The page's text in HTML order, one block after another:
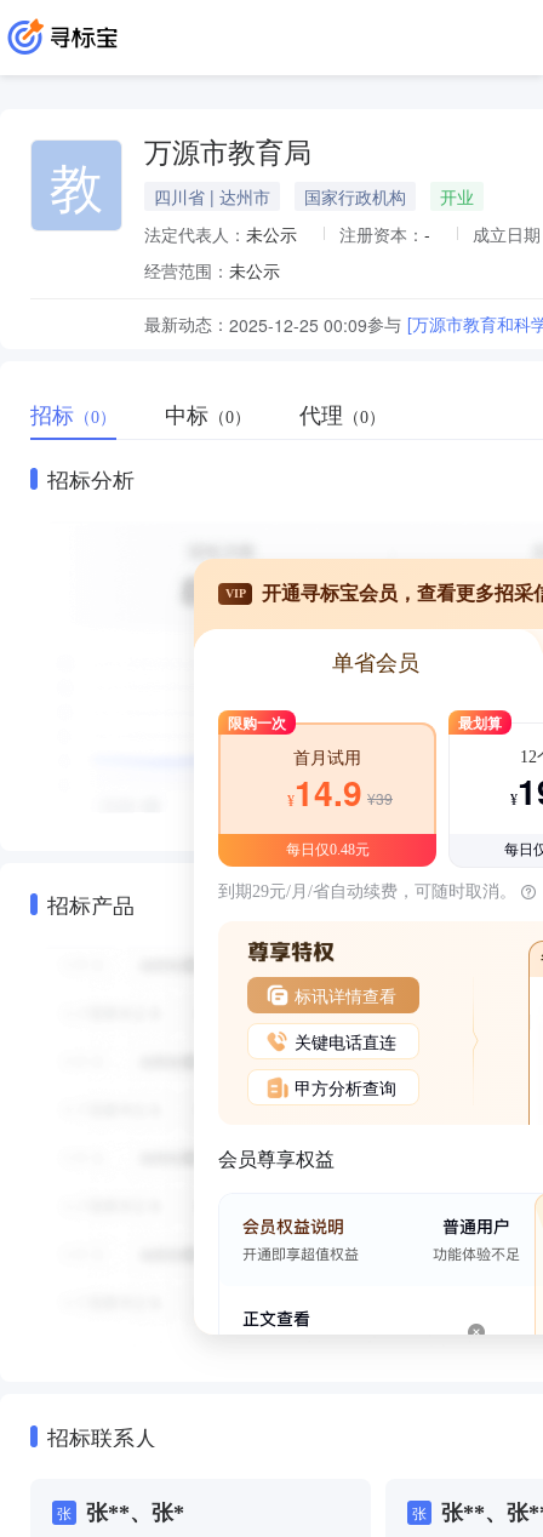
教 万源市教育局
四川省 | 达州市 国家行政机构
开业
法定代表人： 未公示 注册资本： -
成立日
经营范围： 未公示
最新动态： 2025-12-25 00:09参与 [万源市教育和科
招标 （0） 中标 （0） 代理 （0）
招标分析
招标产品
VIP 开通寻标宝会员，查看更多招采
单省会员
限购一次
首月试用
¥14.9 ¥39
每日仅0.48元
最划算
12
¥
每日
到期29元/月/省自动续费，可随时取消。
标讯详情查看
关键电话直连
甲方分析查询
会员尊享权益
招标联系人
张 张**、张* 张 张**、张